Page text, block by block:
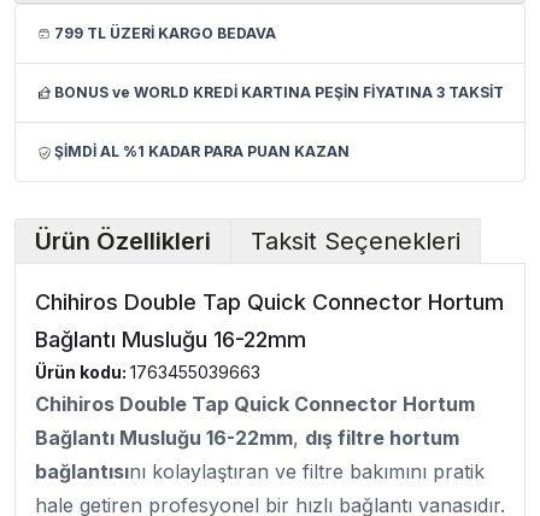
799 TL ÜZERİ KARGO BEDAVA
BONUS ve WORLD KREDİ KARTINA PEŞİN FİYATINA 3 TAKSİT
ŞİMDİ AL %1 KADAR PARA PUAN KAZAN
Ürün Özellikleri Taksit Seçenekleri
Chihiros Double Tap Quick Connector Hortum
Bağlantı Musluğu 16-22mm
Ürün kodu: 1763455039663
Chihiros Double Tap Quick Connector Hortum
Bağlantı Musluğu 16-22mm, dış filtre hortum
bağlantısını kolaylaştıran ve filtre bakımını pratik
hale getiren profesyonel bir hızlı bağlantı vanasıdır.